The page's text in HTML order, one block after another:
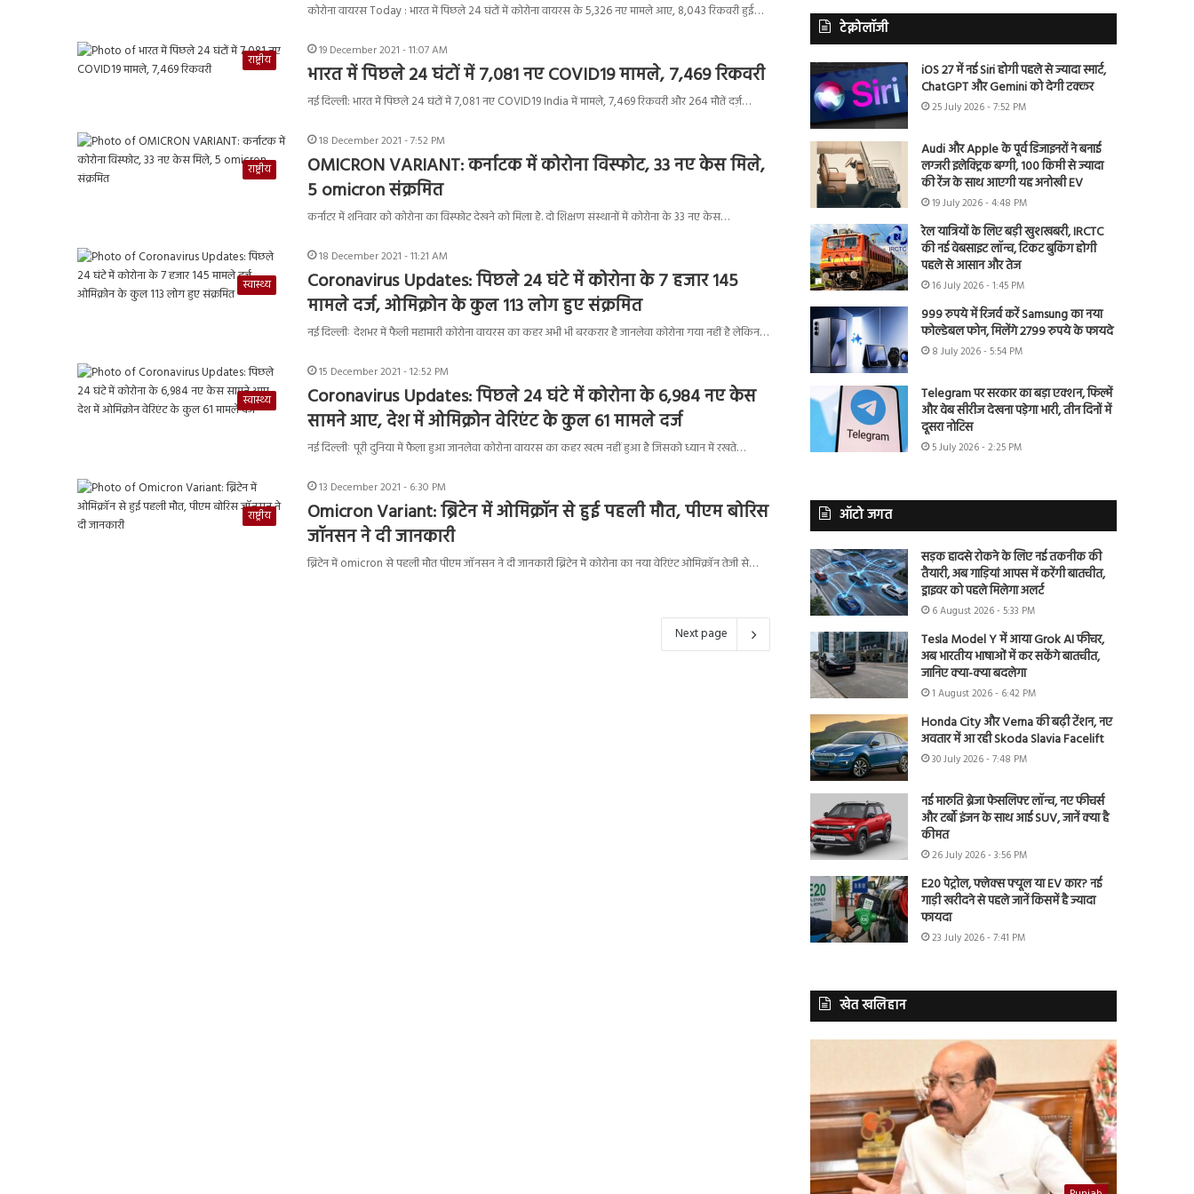
कोरोना वायरस Today : भारत में पिछले 24 घंटों में कोरोना वायरस के 5,326 नए मामले आए, 8,043 रिकवरी हुईं…
राष्ट्रीय
19 December 2021 - 11:07 AM
भारत में पिछले 24 घंटों में 7,081 नए COVID19 मामले, 7,469 रिकवरी
नई दिल्ली: भारत में पिछले 24 घंटों में 7,081 नए COVID19 India में मामले, 7,469 रिकवरी और 264 मौतें दर्ज़…
राष्ट्रीय
18 December 2021 - 7:52 PM
OMICRON VARIANT: कर्नाटक में कोरोना विस्फोट, 33 नए केस मिले,
5 omicron संक्रमित
कर्नाटर में शनिवार को कोरोना का विस्फोट देखने को मिला है. दो शिक्षण संस्थानों में कोरोना के 33 नए केस…
स्वास्थ्य
18 December 2021 - 11:21 AM
Coronavirus Updates: पिछले 24 घंटे में कोरोना के 7 हजार 145
मामले दर्ज, ओमिक्रोन के कुल 113 लोग हुए संक्रमित
नई दिल्लीः देशभर में फैली महामारी कोरोना वायरस का कहर अभी भी बरकरार है जानलेवा कोरोना गया नहीं है लेकिन…
स्वास्थ्य
15 December 2021 - 12:52 PM
Coronavirus Updates: पिछले 24 घंटे में कोरोना के 6,984 नए केस
सामने आए, देश में ओमिक्रोन वेरिएंट के कुल 61 मामले दर्ज
नई दिल्लीः पूरी दुनिया में फैला हुआ जानलेवा कोरोना वायरस का कहर खत्म नहीं हुआ है जिसको ध्यान में रखते…
राष्ट्रीय
13 December 2021 - 6:30 PM
Omicron Variant: ब्रिटेन में ओमिक्रॉन से हुई पहली मौत, पीएम बोरिस
जॉनसन ने दी जानकारी
ब्रिटेन में omicron से पहली मौत पीएम जॉनसन ने दी जानकारी ब्रिटेन में कोरोना का नया वेरिएंट ओमिक्रॉन तेजी से…
Next page
टेक्नोलॉजी
iOS 27 में नई Siri होगी पहले से ज्यादा स्मार्ट,
ChatGPT और Gemini को देगी टक्कर
25 July 2026 - 7:52 PM
Audi और Apple के पूर्व डिजाइनरों ने बनाई
लग्जरी इलेक्ट्रिक बग्गी, 100 किमी से ज्यादा
की रेंज के साथ आएगी यह अनोखी EV
19 July 2026 - 4:48 PM
रेल यात्रियों के लिए बड़ी खुशखबरी, IRCTC
की नई वेबसाइट लॉन्च, टिकट बुकिंग होगी
पहले से आसान और तेज
16 July 2026 - 1:45 PM
999 रुपये में रिजर्व करें Samsung का नया
फोल्डेबल फोन, मिलेंगे 2799 रुपये के फायदे
8 July 2026 - 5:54 PM
Telegram पर सरकार का बड़ा एक्शन, फिल्में
और वेब सीरीज देखना पड़ेगा भारी, तीन दिनों में
दूसरा नोटिस
5 July 2026 - 2:25 PM
ऑटो जगत
सड़क हादसे रोकने के लिए नई तकनीक की
तैयारी, अब गाड़ियां आपस में करेंगी बातचीत,
ड्राइवर को पहले मिलेगा अलर्ट
6 August 2026 - 5:33 PM
Tesla Model Y में आया Grok AI फीचर,
अब भारतीय भाषाओं में कर सकेंगे बातचीत,
जानिए क्या-क्या बदलेगा
1 August 2026 - 6:42 PM
Honda City और Verna की बढ़ी टेंशन, नए
अवतार में आ रही Skoda Slavia Facelift
30 July 2026 - 7:48 PM
नई मारुति ब्रेजा फेसलिफ्ट लॉन्च, नए फीचर्स
और टर्बो इंजन के साथ आई SUV, जानें क्या है
कीमत
26 July 2026 - 3:56 PM
E20 पेट्रोल, फ्लेक्स फ्यूल या EV कार? नई
गाड़ी खरीदने से पहले जानें किसमें है ज्यादा
फायदा
23 July 2026 - 7:41 PM
खेत खलिहान